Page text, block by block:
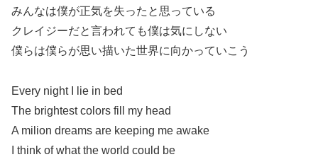
みんなは僕が正気を失ったと思っている
クレイジーだと言われても僕は気にしない
僕らは僕らが思い描いた世界に向かっていこう
Every night I lie in bed
The brightest colors fill my head
A milion dreams are keeping me awake
I think of what the world could be